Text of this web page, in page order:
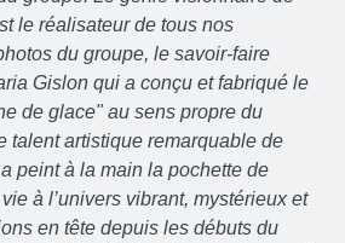
le réalisateur de tous nos
du groupe, le savoir-faire
Gislon qui a conçu et fabriqué le
de glace" au sens propre du
talent artistique remarquable de
peint à la main la pochette de
à l’univers vibrant, mystérieux et
en tête depuis les débuts du